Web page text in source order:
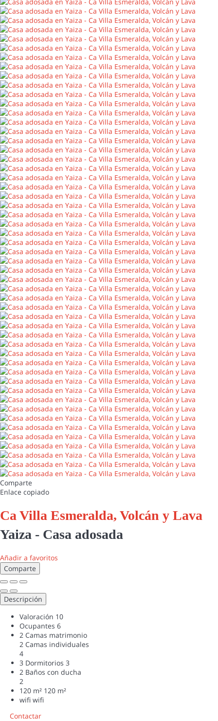
Comparte
Enlace copiado
Ca Villa Esmeralda, Volcán y Lava
Yaiza - Casa adosada
Añadir a favoritos
Comparte
Descripción
Valoración 10
Ocupantes 6
2 Camas matrimonio
2 Camas individuales
4
3 Dormitorios 3
2 Baños con ducha
2
120 m² 120 m²
wifi wifi
Contactar